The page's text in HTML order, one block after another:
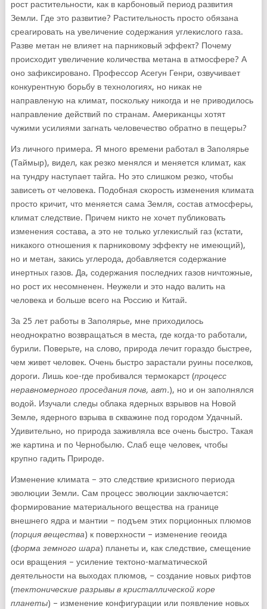
рост растительности, как в карбоновый период развития
Земли. Где это развитие? Растительность просто обязана
среагировать на увеличение содержания углекислого газа.
Разве метан не влияет на парниковый эффект? Почему
происходит увеличение количества метана в атмосфере? А
оно зафиксировано. Профессор Асегун Генри, озвучивает
конкурентную борьбу в технологиях, но никак не
направленую на климат, поскольку никогда и не приводилось
направление действий по странам. Американцы хотят
чужими усилиями загнать человечество обратно в пещеры?
Из личного примера. Я много времени работал в Заполярье
(Таймыр), видел, как резко менялся и меняется климат, как
на тундру наступает тайга. Но это слишком резко, чтобы
зависеть от человека. Подобная скорость изменения климата
просто кричит, что меняется сама Земля, состав атмосферы,
климат следствие. Причем никто не хочет публиковать
изменения состава, а это не только углекислый газ (кстати,
никакого отношения к парниковому эффекту не имеющий),
но и метан, закись углерода, добавляется содержание
инертных газов. Да, содержания последних газов ничтожные,
но рост их несомненен. Неужели и это надо валить на
человека и больше всего на Россию и Китай.
За 25 лет работы в Заполярье, мне приходилось
неоднократно возвращаться в места, где когда-то работали,
бурили. Поверьте, на слово, природа лечит гораздо быстрее,
чем живет человек. Очень быстро зарастали руины поселков,
дороги. Лишь кое-где пробивался термокарст (процесс
неравномерного проседания почв, авт.), но и он заполнялся
водой. Изучали следы облака ядерных взрывов на Новой
Земле, ядерного взрыва в скважине под городом Удачный.
Удивительно, но природа заживляла все очень быстро. Такая
же картина и по Чернобылю. Слаб еще человек, чтобы
крупно гадить Природе.
Изменение климата – это следствие кризисного периода
эволюции Земли. Сам процесс эволюции заключается:
формирование материального вещества на границе
внешнего ядра и мантии – подъем этих порционных плюмов
(порция вещества) к поверхности – изменение геоида
(форма земного шара) планеты и, как следствие, смещение
оси вращения – усиление тектоно-магматической
деятельности на выходах плюмов, – создание новых рифтов
(тектонические разрывы в кристаллической коре
планеты) – изменение конфигурации или появление новых